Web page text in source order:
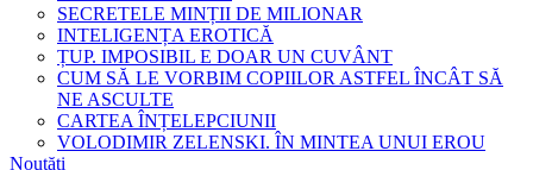
SECRETELE MINȚII DE MILIONAR
INTELIGENȚA EROTICĂ
ȚUP. IMPOSIBIL E DOAR UN CUVÂNT
CUM SĂ LE VORBIM COPIILOR ASTFEL ÎNCÂT SĂ
NE ASCULTE
CARTEA ÎNȚELEPCIUNII
VOLODIMIR ZELENSKI. ÎN MINTEA UNUI EROU
Noutăți